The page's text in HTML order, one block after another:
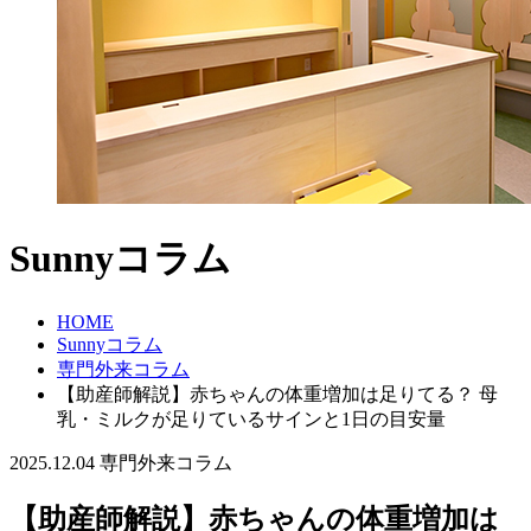
Sunnyコラム
HOME
Sunnyコラム
専門外来コラム
【助産師解説】赤ちゃんの体重増加は足りてる？ 母
乳・ミルクが足りているサインと1日の目安量
2025.12.04 専門外来コラム
【助産師解説】赤ちゃんの体重増加は